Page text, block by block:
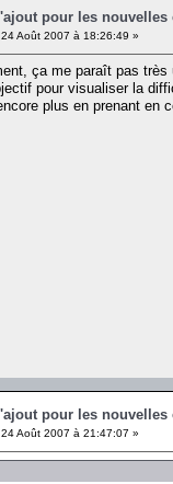
pour les nouvelles
24 Août 2007 à 18:26:49 »
ça me paraît pas
pour visualiser la
plus en prenant en
pour les nouvelles
24 Août 2007 à 21:47:07 »